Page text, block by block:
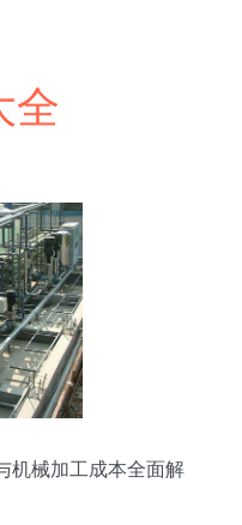
全
机械加工成本全面解